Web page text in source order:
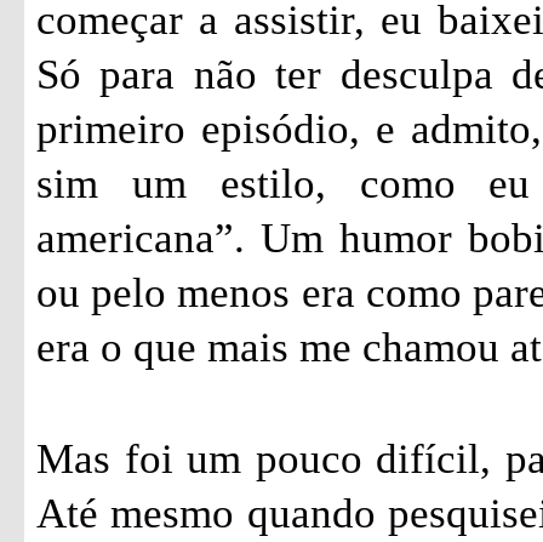
começar a assistir, eu
Só para não ter desculpa
primeiro episódio, e
sim um estilo, como eu
americana”. Um humor
ou pelo menos era como
era o que mais me chamou
Mas foi um pouco difícil,
Até mesmo quando